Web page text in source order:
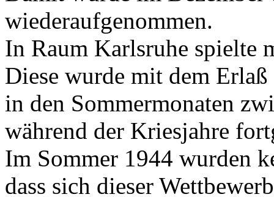
wiederaufgenommen.
In Raum Karlsruhe spielte
Diese wurde mit dem
in den Sommermonaten
während der Kriesjahre
Im Sommer 1944 wurden
dass sich dieser